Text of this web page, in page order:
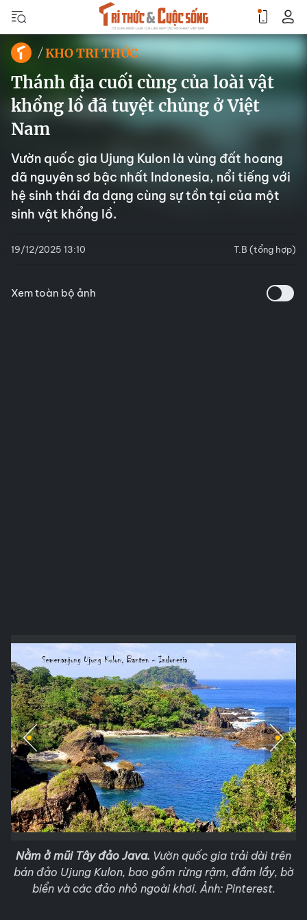
KHO TRI THỨC
Thánh địa cuối cùng của loài vật
khổng lồ đã tuyệt chủng ở Việt
Nam
Vườn quốc gia Ujung Kulon là vùng đất hoang
dã nguyên sơ bậc nhất Indonesia, nổi tiếng với
hệ sinh thái đa dạng cùng sự tồn tại của một
sinh vật khổng lồ.
19/12/2025 13:10 T.B (tổng hợp)
Xem toàn bộ ảnh
Nằm ở mũi Tây đảo Java. Vườn quốc gia trải dài trên
bán đảo Ujung Kulon, bao gồm rừng rậm, đầm lầy, bờ
biển và các đảo nhỏ ngoài khơi. Ảnh: Pinterest.